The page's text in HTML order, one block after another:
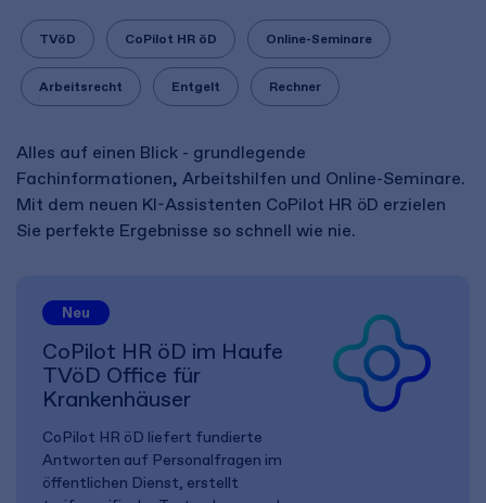
TVöD CoPilot HR öD Online-Seminare
Arbeitsrecht Entgelt Rechner
Alles auf einen Blick - grundlegende
Fachinformationen, Arbeitshilfen und Online-Seminare.
Mit dem neuen KI-Assistenten CoPilot HR öD erzielen
Sie perfekte Ergebnisse so schnell wie nie.
Neu
CoPilot HR öD im Haufe
TVöD Office für
Krankenhäuser
CoPilot HR öD liefert fundierte
Antworten auf Personalfragen im
öffentlichen Dienst, erstellt